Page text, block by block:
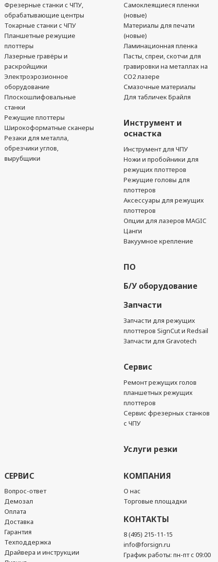
Фрезерные станки с ЧПУ,
обрабатывающие центры
Токарные станки с ЧПУ
Планшетные режущие
плоттеры
Лазерные гравёры и
раскройщики
Электроэрозионное
оборудование
Плоскошлифовальные
станки
Режущие плоттеры
Широкоформатные сканеры
Резаки для металла,
обрезчики углов,
вырубщики
Самоклеящиеся пленки
(новые)
Материалы для печати
(новые)
Ламинационная пленка
Пасты, спреи, скотчи для
гравировки на металлах на
CO2 лазере
Смазочные материалы
Для табличек Брайля
Инструмент и
оснастка
Инструмент для ЧПУ
Ножи и пробойники для
режущих плоттеров
Режущие головы для
плоттеров
Аксессуары для режущих
плоттеров
Опции для лазеров MAGIC
Цанги
Вакуумное крепление
ПО
Б/У оборудование
Запчасти
Запчасти для режущих
плоттеров SignCut и Redsail
Запчасти для Gravotech
Сервис
Ремонт режущих голов
планшетных режущих
плоттеров
Сервис фрезерных станков
с ЧПУ
Услуги резки
СЕРВИС
Вопрос-ответ
Демозал
Оплата
Доставка
Гарантия
Техподдержка
Драйвера и инструкции
КОМПАНИЯ
О нас
Торговые площадки
КОНТАКТЫ
8 (495) 215-11-15
info@forsign.ru
График работы: пн-пт с 09:00